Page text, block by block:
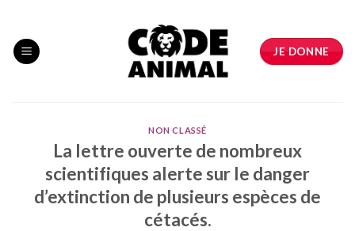
content
JE DONNE
NON CLASSÉ
La lettre ouverte de nombreux
scientifiques alerte sur le danger
d’extinction de plusieurs espèces de
cétacés.